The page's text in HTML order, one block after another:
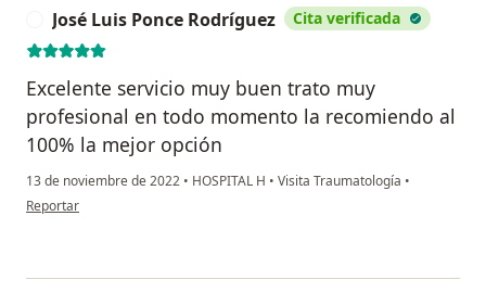
José Luis Ponce Rodríguez Cita verificada
Excelente servicio muy buen trato muy
profesional en todo momento la recomiendo al
100% la mejor opción
13 de noviembre de 2022 • HOSPITAL H • Visita Traumatología •
en opinión del usuario José Luis Ponce Rodríguez
Reportar